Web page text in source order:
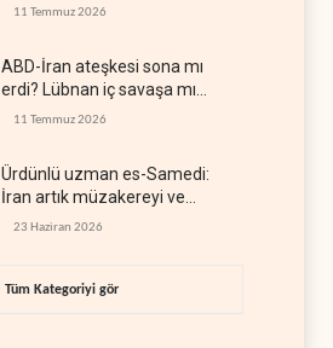
11 Temmuz 2026
ABD-İran ateşkesi sona mı
erdi? Lübnan iç savaşa mı
gidiyor?
11 Temmuz 2026
Ürdünlü uzman es-Samedi:
İran artık müzakereyi ve
çatışmayı aynı anda yürütüyor
23 Haziran 2026
Tüm Kategoriyi gör